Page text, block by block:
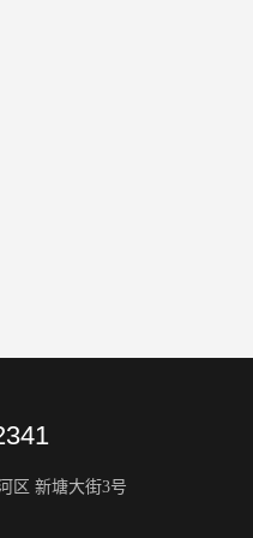
区 新塘大街3号